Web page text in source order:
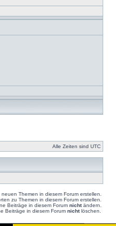
Alle Zeiten sind UTC
neuen Themen in diesem Forum erstellen.
zu Themen in diesem Forum erstellen.
Beiträge in diesem Forum nichtändern.
Beiträge in diesem Forum nichtlöschen.